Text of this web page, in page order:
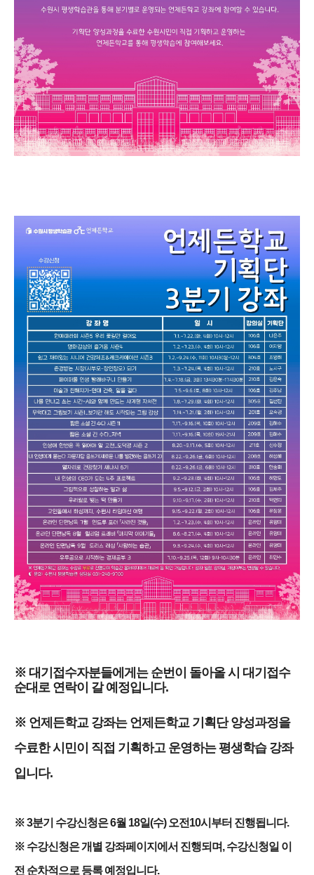
※ 대기접수자분들에게는 순번이 돌아올 시 대기접수
순대로 연락이 갈 예정입니다.
※ 언제든학교 강좌는 언제든학교 기획단 양성과정을
수료한 시민이 직접 기획하고 운영하는 평생학습 강좌
입니다.
※ 3분기 수강신청은 6월 18일(수) 오전10시부터 진행됩니다.
※ 수강신청은 개별 강좌페이지에서 진행되며, 수강신청일 이
전 순차적으로 등록 예정입니다.